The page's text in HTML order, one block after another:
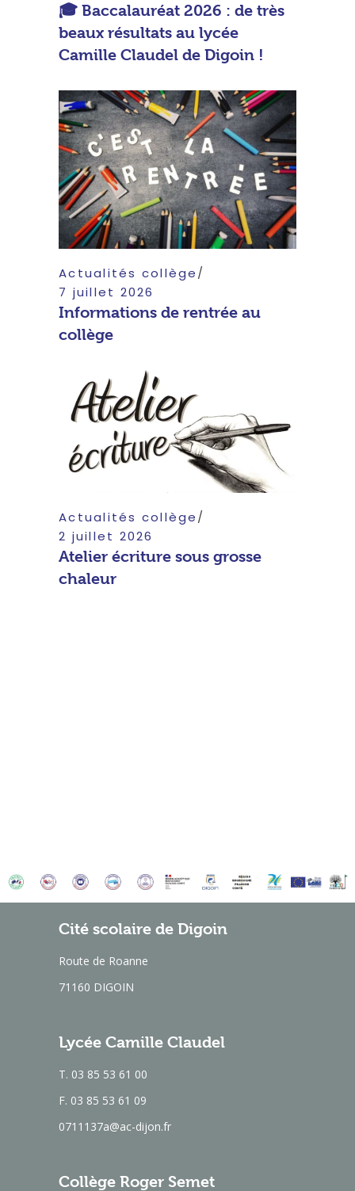
🎓 Baccalauréat 2026 : de très
beaux résultats au lycée
Camille Claudel de Digoin !
Actualités collège
7 juillet 2026
Informations de rentrée au
collège
Actualités collège
2 juillet 2026
Atelier écriture sous grosse
chaleur
Cité scolaire de Digoin
Route de Roanne
71160 DIGOIN
Lycée Camille Claudel
T. 03 85 53 61 00
F. 03 85 53 61 09
0711137a@ac-dijon.fr
Collège Roger Semet